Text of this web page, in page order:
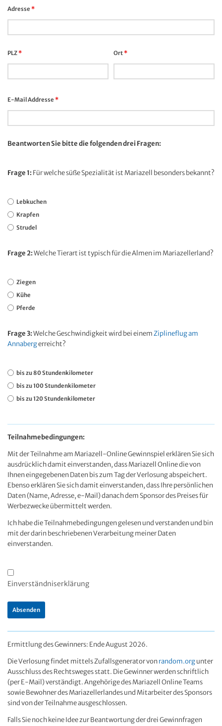
Adresse *
PLZ* Ort*
E-Mail Addresse *
Beantworten Sie bitte die folgenden drei Fragen:
Frage 1: Für welche süße Spezialität ist Mariazell besonders bekannt?
Lebkuchen
Krapfen
Strudel
Frage 2:Welche Tierart ist typisch für die Almen im Mariazellerland?
Ziegen
Kühe
Pferde
Frage 3:Welche Geschwindigkeit wird bei einemZiplineflug am
Annabergerreicht?
bis zu 80 Stundenkilometer
bis zu 100 Stundenkilometer
bis zu 120 Stundenkilometer
Teilnahmebedingungen:
Mit der Teilnahme am Mariazell-Online Gewinnspiel erklären Sie sich
ausdrücklich damit einverstanden, dass Mariazell Online die von
Ihnen eingegebenen Daten bis zum Tag der Verlosung abspeichert.
Ebenso erklären Sie sich damit einverstanden, dass Ihre persönlichen
Daten (Name, Adresse, e-Mail) danach dem Sponsor des Preises für
Werbezwecke übermittelt werden.
Ich habe die Teilnahmebedingungen gelesen und verstanden und bin
mit der darin beschriebenen Verarbeitung meiner Daten
einverstanden.
Einverständniserklärung
Ermittlung des Gewinners: Ende August 2026.
Die Verlosung findet mittels Zufallsgenerator von random.orgunter
Ausschluss des Rechtsweges statt. Die Gewinner werden schriftlich
(per E-Mail) verständigt. Angehörige des Mariazell Online Teams
sowie Bewohner des Mariazellerlandes und Mitarbeiter des Sponsors
sind von der Teilnahme ausgeschlossen.
Falls Sie noch keine Idee zur Beantwortung der drei Gewinnfragen